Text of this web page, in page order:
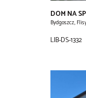
DOM NA
Bydgoszcz,
LIB-DS-1332